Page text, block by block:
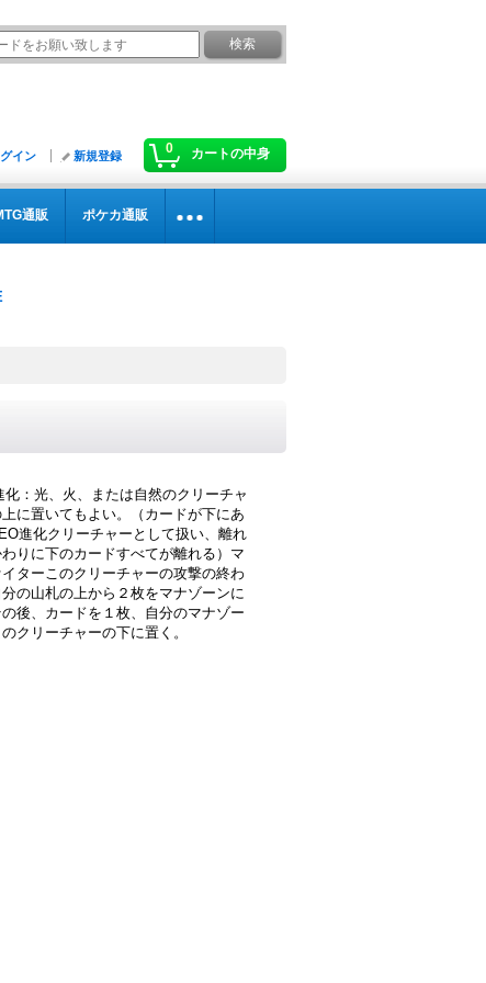
0 カートの中身
イン 新規登録
通販 ポケカ通販
化：光、火、または自然のクリーチャ
に置いてもよい。（カードが下にあ
進化クリーチャーとして扱い、離れ
りに下のカードすべてが離れる）マ
イターこのクリーチャーの攻撃の終わ
分の山札の上から２枚をマナゾーンに
後、カードを１枚、自分のマナゾー
クリーチャーの下に置く。